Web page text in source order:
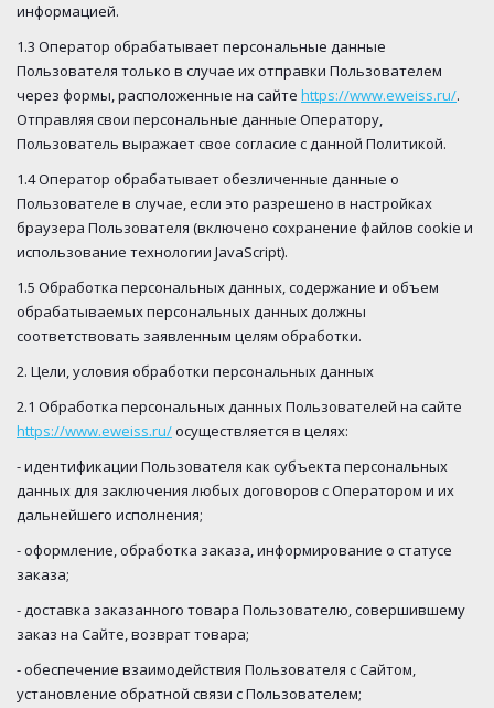
информацией.
1.3 Оператор обрабатывает персональные данные
Пользователя только в случае их отправки Пользователем
через формы, расположенные на сайте https://www.eweiss.ru/.
Отправляя свои персональные данные Оператору,
Пользователь выражает свое согласие с данной Политикой.
1.4 Оператор обрабатывает обезличенные данные о
Пользователе в случае, если это разрешено в настройках
браузера Пользователя (включено сохранение файлов cookie и
использование технологии JavaScript).
1.5 Обработка персональных данных, содержание и объем
обрабатываемых персональных данных должны
соответствовать заявленным целям обработки.
2. Цели, условия обработки персональных данных
2.1 Обработка персональных данных Пользователей на сайте
https://www.eweiss.ru/осуществляется в целях:
- идентификации Пользователя как субъекта персональных
данных для заключения любых договоров с Оператором и их
дальнейшего исполнения;
- оформление, обработка заказа, информирование о статусе
заказа;
- доставка заказанного товара Пользователю, совершившему
заказ на Сайте, возврат товара;
- обеспечение взаимодействия Пользователя с Сайтом,
установление обратной связи с Пользователем;